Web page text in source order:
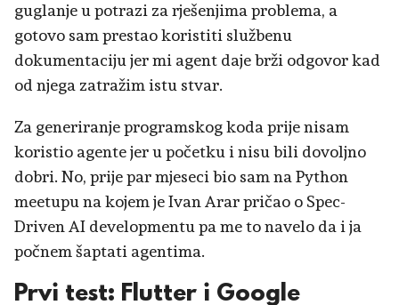
guglanje u potrazi za rješenjima problema, a
gotovo sam prestao koristiti službenu
dokumentaciju jer mi agent daje brži odgovor kad
od njega zatražim istu stvar.
Za generiranje programskog koda prije nisam
koristio agente jer u početku i nisu bili dovoljno
dobri. No, prije par mjeseci bio sam na Python
meetupu na kojem je Ivan Arar pričao o Spec-
Driven AI developmentu pa me to navelo da i ja
počnem šaptati agentima.
Prvi test: Flutter i Google